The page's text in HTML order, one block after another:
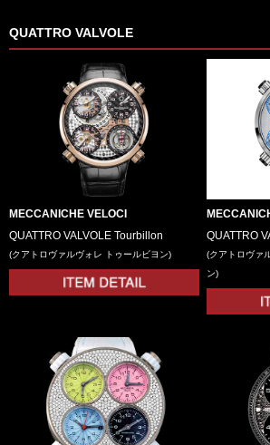
QUATTRO VALVOLE
MECCANICHE VELOCI
QUATTRO VALVOLE Tourbillon
(クアトロヴァルヴォレ トゥールビヨン)
QUATTRO
(クアトロヴァ
ン)